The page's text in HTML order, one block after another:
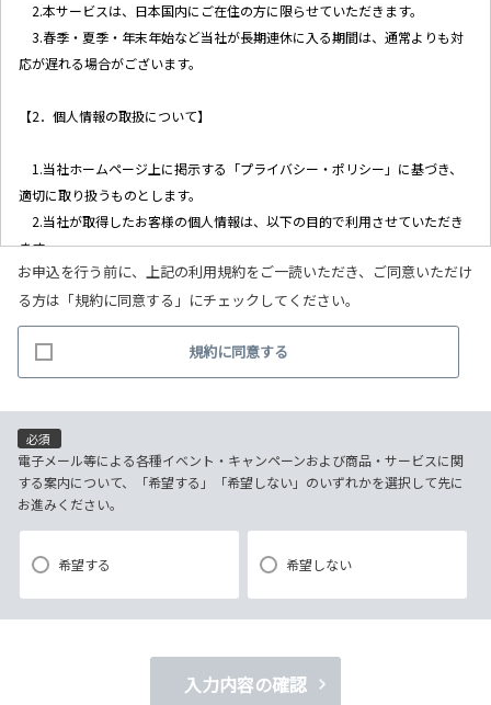
2.本サービスは、日本国内にご在住の方に限らせていただきます。
3.春季・夏季・年末年始など当社が長期連休に入る期間は、通常よりも対
応が遅れる場合がございます。
【2．個人情報の取扱について】
1.当社ホームページ上に掲示する「プライバシー・ポリシー」に基づき、
適切に取り扱うものとします。
2.当社が取得したお客様の個人情報は、以下の目的で利用させていただき
ます。
(1)お客様リクエストに対応するにあたって問題が発生した場合の確認・
連絡
(2)お客様から照会があった場合のリクエスト情報の確認
(3)お客様に不利益を与えないために行う、お客様に対する迅速なご連絡
（電子メール、電話、郵送によるご連絡）
(5)商品の企画・開発あるいはお客様満足向上策などの検討のためのお客
様アンケート調査の実施
【3．推奨環境について】
1.当社の推奨するインターネット環境にてお申込みをお願いします。推奨
それに伴う連絡の不徹底については責任を負いかねますので、あらかじ
いただく場合がございます。
お申込を行う前に、上記の利用規約をご一読いただき、ご同意いただけ
る方は「規約に同意する」にチェックしてください。
規約に同意する
必須
電子メール等による各種イベント・キャンペーンおよび商品・サービスに関
する案内について、「希望する」「希望しない」のいずれかを選択して先に
お進みください。
希望する 希望しない
入力内容の確認